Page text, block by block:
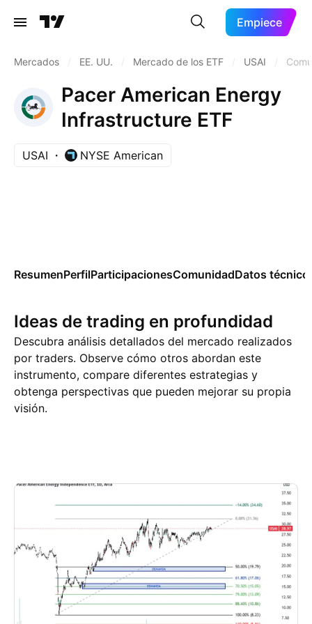
Empiece
Mercados EE. UU. Mercado de los ETF USAI
Pacer American Energy
Infrastructure ETF
USAI NYSE American
ResumenPerfilParticipacionesComunidadDatos
Ideas de trading en profundidad
Descubra análisis detallados del mercado realizados
por traders. Observe cómo otros abordan este
instrumento, compare diferentes estrategias y
obtenga perspectivas que pueden mejorar su propia
visión.